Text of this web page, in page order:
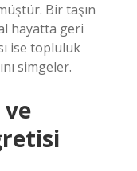
Bir taşın
hayatta geri
ise topluluk
simgeler.
ve